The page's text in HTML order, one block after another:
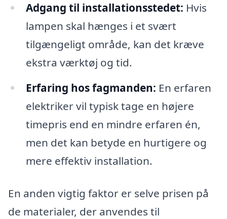
Adgang til installationsstedet: Hvis
lampen skal hænges i et svært
tilgængeligt område, kan det kræve
ekstra værktøj og tid.
Erfaring hos fagmanden: En erfaren
elektriker vil typisk tage en højere
timepris end en mindre erfaren én,
men det kan betyde en hurtigere og
mere effektiv installation.
En anden vigtig faktor er selve prisen på
de materialer, der anvendes til